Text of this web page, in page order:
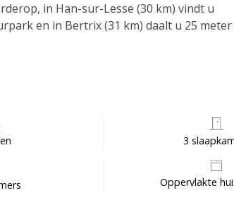
in Han-sur-Lesse (30 km) vindt u
en in Bertrix (31 km) daalt u 25 meter
3
Oppervlakte